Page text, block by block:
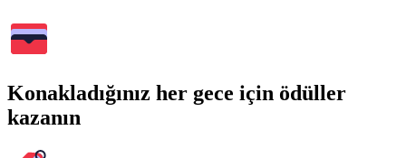
Konakladığınız her gece için ödüller
kazanın